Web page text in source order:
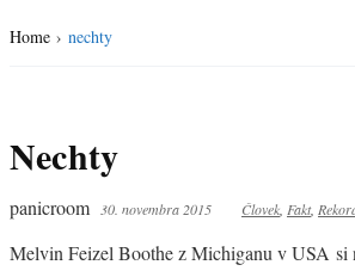
Home › nechty
Nechty
panicroom 30. novembra 2015 Človek Fakt,
Melvin Feizel Boothe z Michiganu v USA si